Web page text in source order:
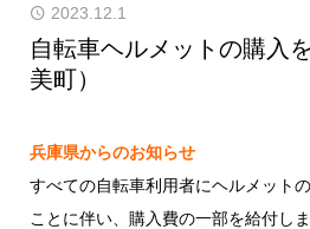
2023.12.1
自転車ヘルメットの購入
美町）
兵庫県からのお知らせ
すべての自転車利用者にヘルメット
ことに伴い、購入費の一部を給付しま